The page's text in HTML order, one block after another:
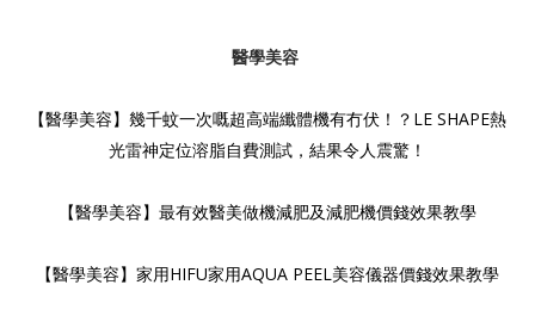
醫學美容
【醫學美容】幾千蚊一次嘅超高端纖體機有冇伏！？LE SHAPE熱
光雷神定位溶脂自費測試，結果令人震驚！
【醫學美容】最有效醫美做機減肥及減肥機價錢效果教學
【醫學美容】家用HIFU家用AQUA PEEL美容儀器價錢效果教學